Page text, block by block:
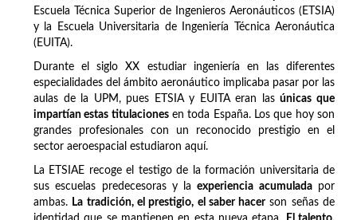
Escuela Técnica Superior de Ingenieros Aeronáuticos (ETSIA)
y la Escuela Universitaria de Ingeniería Técnica Aeronáutica
(EUITA).
Durante el siglo XX estudiar ingeniería en las diferentes
especialidades del ámbito aeronáutico implicaba pasar por las
aulas de la UPM, pues ETSIA y EUITA eran lasúnicas que
impartían estas titulacionesen toda España. Los que hoy son
grandes profesionales con un reconocido prestigio en el
sector aeroespacial estudiaron aquí.
La ETSIAE recoge el testigo de la formación universitaria de
sus escuelas predecesoras y laexperiencia acumuladapor
ambas. La tradición, el prestigio, el saber hacerson señas de